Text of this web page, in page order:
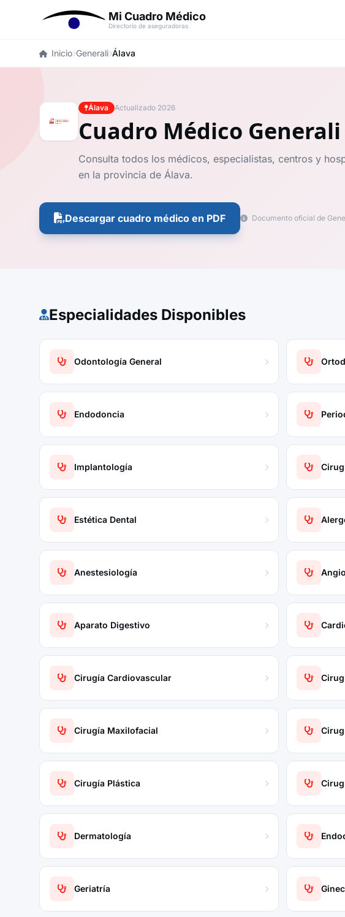
Mi Cuadro Médico
Directorio de aseguradoras
Inicio Generali Álava
Álava Actualizado 2026
Cuadro Médico Generali
Consulta todos los médicos, especialistas, centros y
en la provincia de Álava.
Descargar cuadro médico en PDF Documento oficial de
Especialidades Disponibles
Odontología General
Endodoncia
Implantología
Estética Dental
Anestesiología
Aparato Digestivo
Cirugía Cardiovascular
Cirugía Maxilofacial
Cirugía Plástica
Dermatología
Geriatría